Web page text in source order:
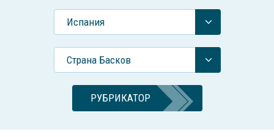
Испания
Страна Басков
РУБРИКАТОР